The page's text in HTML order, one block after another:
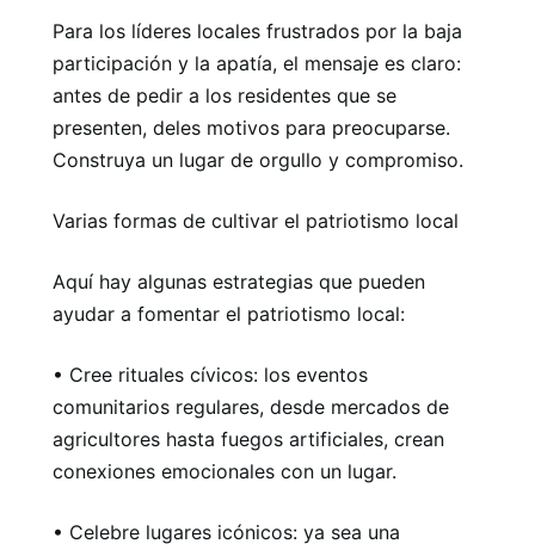
Para los líderes locales frustrados por la baja
participación y la apatía, el mensaje es claro:
antes de pedir a los residentes que se
presenten, deles motivos para preocuparse.
Construya un lugar de orgullo y compromiso.
Varias formas de cultivar el patriotismo local
Aquí hay algunas estrategias que pueden
ayudar a fomentar el patriotismo local:
• Cree rituales cívicos: los eventos
comunitarios regulares, desde mercados de
agricultores hasta fuegos artificiales, crean
conexiones emocionales con un lugar.
• Celebre lugares icónicos: ya sea una